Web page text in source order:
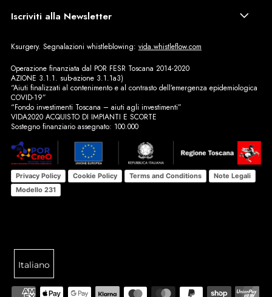
Iscriviti alla Newsletter
Ksurgery. Segnalazioni whistleblowing: vida.whistleflow.com
Operazione finanziata dal POR FESR Toscana 2014-2020
AZIONE 3.1.1. sub-azione 3.1.1a3)
“Aiuti finalizzati al contenimento e al contrasto dell’emergenza epidemiologica
COVID-19”
“Fondo investimenti Toscana – aiuti agli investimenti”
VIDA2020 ACQUISTO DI IMPIANTI E SCORTE
Sostegno finanziario assegnato: 100.000
Privacy Policy Cookie Policy Terms and Conditions
Note Legali
Modello 231
Italiano